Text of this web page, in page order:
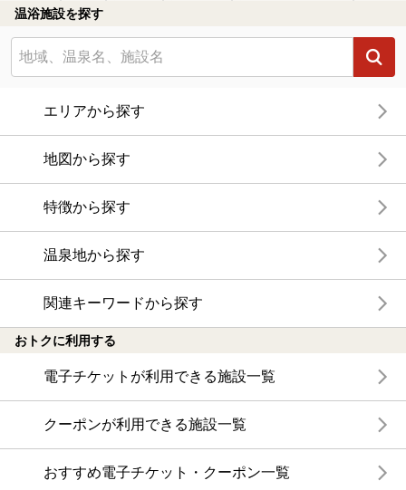
温浴施設を探す
エリアから探す
地図から探す
特徴から探す
温泉地から探す
関連キーワードから探す
おトクに利用する
電子チケットが利用できる施設一覧
クーポンが利用できる施設一覧
おすすめ電子チケット・クーポン一覧